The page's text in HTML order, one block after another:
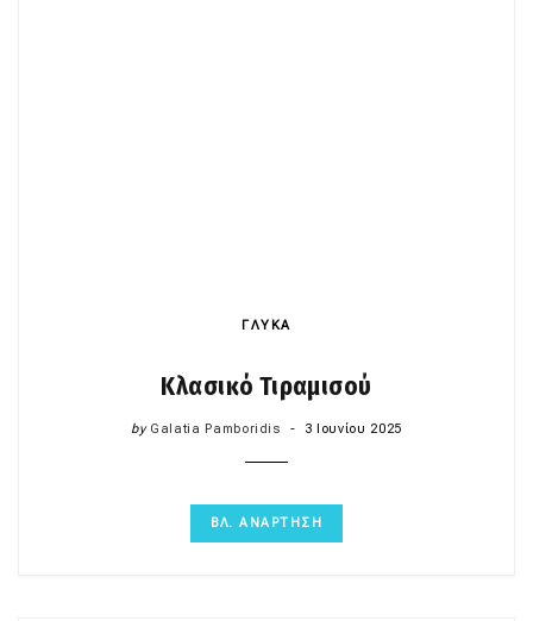
ΓΛΥΚΑ
Κλασικό Τιραμισού
by Galatia Pamboridis 3 Ιουνίου 2025
ΒΛ. ΑΝΑΡΤΗΣΗ